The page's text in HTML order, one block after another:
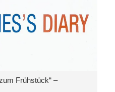
Frühstück“ –